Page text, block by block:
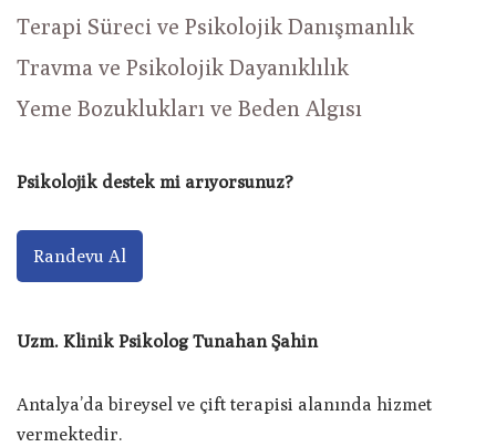
Terapi Süreci ve Psikolojik Danışmanlık
Travma ve Psikolojik Dayanıklılık
Yeme Bozuklukları ve Beden Algısı
Psikolojik destek mi arıyorsunuz?
Randevu Al
Uzm. Klinik Psikolog Tunahan Şahin
Antalya’da bireysel ve çift terapisi alanında hizmet
vermektedir.